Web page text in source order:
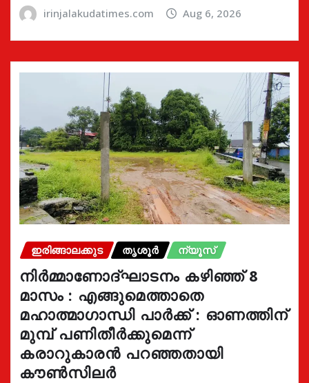
irinjalakudatimes.com Aug 6, 2026
ഇരിങ്ങാലക്കുട തൃശൂർ ന്യൂസ്
നിർമ്മാണോദ്ഘാടനം കഴിഞ്ഞ് 8
മാസം : എങ്ങുമെത്താതെ
മഹാത്മാഗാന്ധി പാർക്ക് : ഓണത്തിന്
മുമ്പ് പണിതീർക്കുമെന്ന്
കരാറുകാരൻ പറഞ്ഞതായി
കൗൺസിലർ